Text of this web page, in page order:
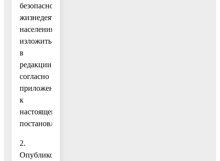
безопасности
жизнедеятельности
населения»
изложить
в
редакции
согласно
приложению
к
настоящему
постановлению.
2.
Опубликовать